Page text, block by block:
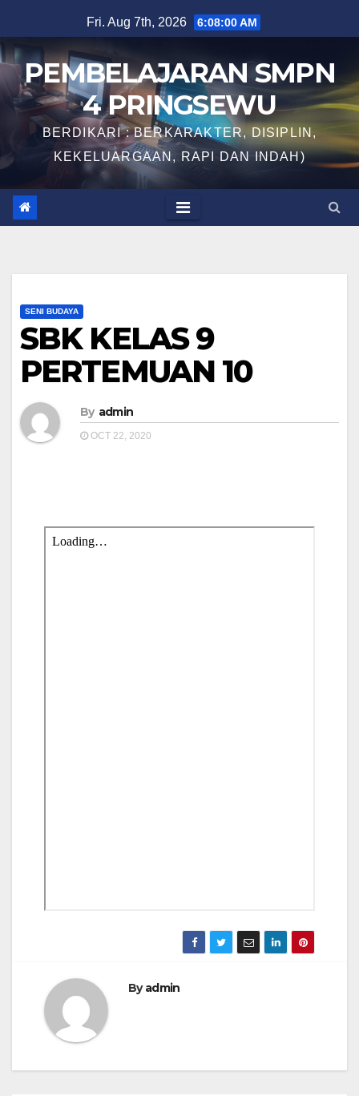
to
content
Fri. Aug 7th, 2026 6:08:00 AM
PEMBELAJARAN SMPN
4 PRINGSEWU
BERDIKARI : BERKARAKTER, DISIPLIN,
KEKELUARGAAN, RAPI DAN INDAH)
SENI BUDAYA
SBK KELAS 9
PERTEMUAN 10
By admin
OCT 22, 2020
Byadmin